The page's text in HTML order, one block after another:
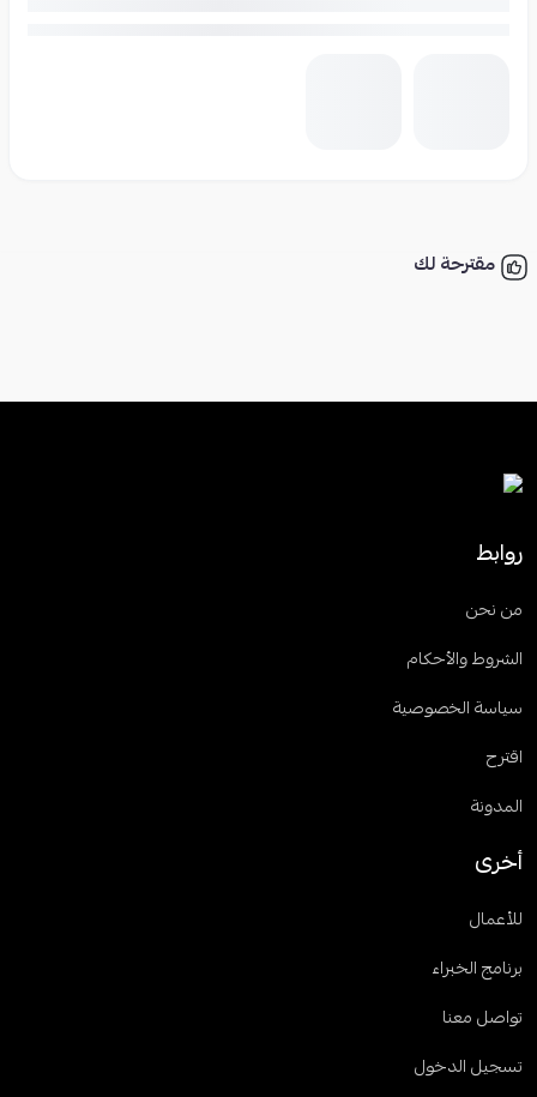
مقترحة لك
روابط
من نحن
الشروط والأحكام
سياسة الخصوصية
اقترح
المدونة
أخرى
للأعمال
برنامج الخبراء
تواصل معنا
تسجيل الدخول